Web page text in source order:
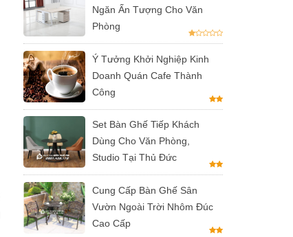
Ngăn Ấn Tượng Cho Văn
Phòng
Ý Tưởng Khởi Nghiệp Kinh
Doanh Quán Cafe Thành
Công
Set Bàn Ghế Tiếp Khách
Dùng Cho Văn Phòng,
Studio Tại Thủ Đức
Cung Cấp Bàn Ghế Sân
Vườn Ngoài Trời Nhôm Đúc
Cao Cấp